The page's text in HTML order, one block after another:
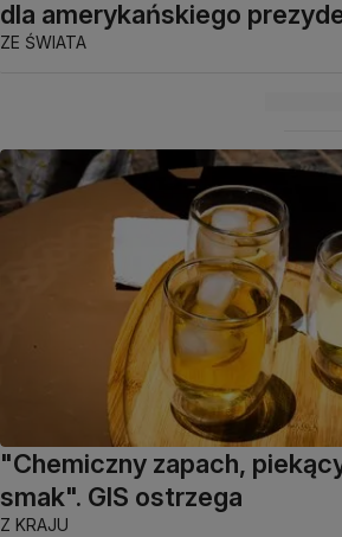
dla amerykańskiego
ZE ŚWIATA
"Chemiczny zapach,
smak". GIS ostrzega
Z KRAJU